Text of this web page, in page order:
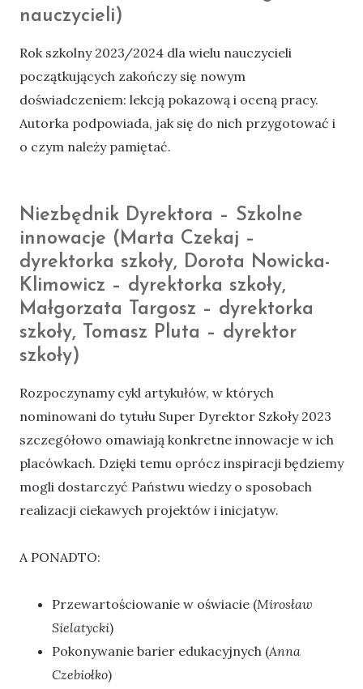
nauczycieli)
Rok szkolny 2023/2024 dla wielu nauczycieli
początkujących zakończy się nowym
doświadczeniem: lekcją pokazową i oceną pracy.
Autorka podpowiada, jak się do nich przygotować i
o czym należy pamiętać.
Niezbędnik Dyrektora – Szkolne
innowacje (Marta Czekaj –
dyrektorka szkoły, Dorota Nowicka-
Klimowicz – dyrektorka szkoły,
Małgorzata Targosz – dyrektorka
szkoły, Tomasz Pluta – dyrektor
szkoły)
Rozpoczynamy cykl artykułów, w których
nominowani do tytułu Super Dyrektor Szkoły 2023
szczegółowo omawiają konkretne innowacje w ich
placówkach. Dzięki temu oprócz inspiracji będziemy
mogli dostarczyć Państwu wiedzy o sposobach
realizacji ciekawych projektów i inicjatyw.
A PONADTO:
Przewartościowanie w oświacie (Mirosław
Sielatycki)
Pokonywanie barier edukacyjnych (Anna
Czebiołko)